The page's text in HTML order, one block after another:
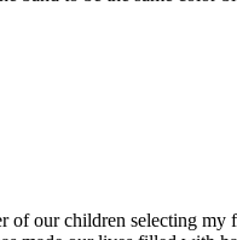
our children selecting